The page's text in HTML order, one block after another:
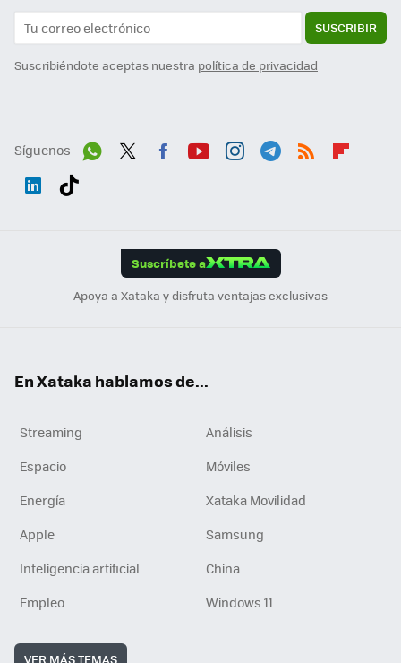
SUSCRIBIR
Suscribiéndote aceptas nuestra política de privacidad
Síguenos
Suscríbete a
Apoya a Xataka y disfruta ventajas exclusivas
En Xataka hablamos de...
Streaming
Análisis
Espacio
Móviles
Energía
Xataka Movilidad
Apple
Samsung
Inteligencia artificial
China
Empleo
Windows 11
VER MÁS TEMAS